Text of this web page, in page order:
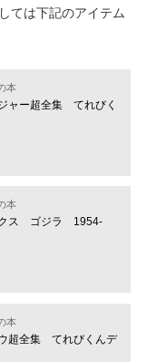
ては下記のアイテム
本
ャー超全集 てれびく
本
ス ゴジラ 1954-
本
超全集 てれびくんデ